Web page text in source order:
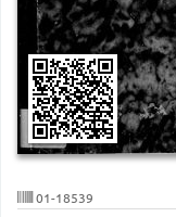
01-18539